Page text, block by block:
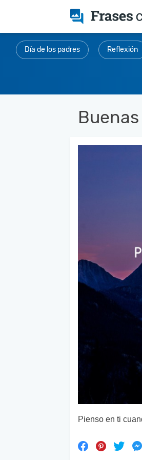
Día de los padres Reflexión
Pienso en ti